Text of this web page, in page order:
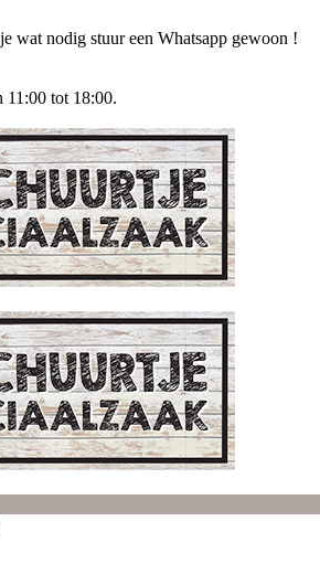
wat nodig stuur een Whatsapp gewoon !
11:00 tot 18:00.